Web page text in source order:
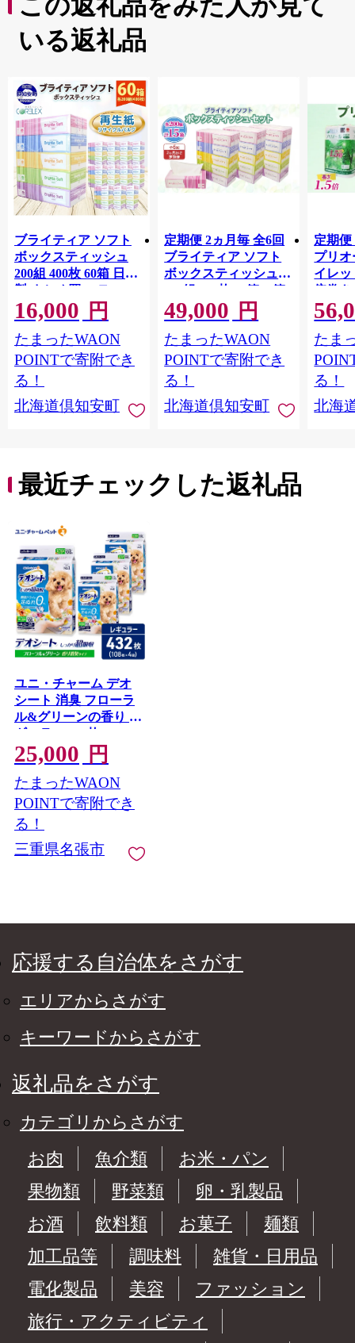
この返礼品をみた人が見て
いる返礼品
ブライティア ソフト
ボックスティッシュ
200組 400枚 60箱 日本
製 まとめ買い ティッ
シュ リサイクル 長持
防災 常備品 日用雑貨
消耗品 生活必需品 備
蓄 ペーパー 紙 北海道
倶知安町 日用品
16,000 円
たまったWAON
POINTで寄附でき
る！
北海道倶知安町
定期便 2ヵ月毎 全6回
ブライティア ソフト
ボックスティッシュ
200組 400枚 15箱 (5箱
×3) BOX 日本製 まと
め買い ティッシュ リ
サイクル 長持 防災 常
備品 日用雑貨 消耗品
生活必需品 備蓄 ペー
パー 紙 北海道 倶知安
町 日用品
49,000 円
たまったWAON
POINTで寄附でき
る！
北海道倶知安町
定期便
プリ
イレッ
倍巻
36ロ
パック
買い
常備品
ット
日用品
北海道
たま
る！
北海
最近チェックした返礼品
ユニ・チャーム デオ
シート 消臭 フローラ
ル&グリーンの香り レ
ギュラー 108枚×4
25,000 円
たまったWAON
POINTで寄附でき
る！
三重県名張市
応援する自治体をさがす
エリアからさがす
キーワードからさがす
返礼品をさがす
カテゴリからさがす
お肉
魚介類
お米・パン
果物類
野菜類
卵・乳製品
お酒
飲料類 お菓子
麺類
加工品等
調味料
雑貨・日用品
電化製品
美容
ファッション
旅行・アクティビティ